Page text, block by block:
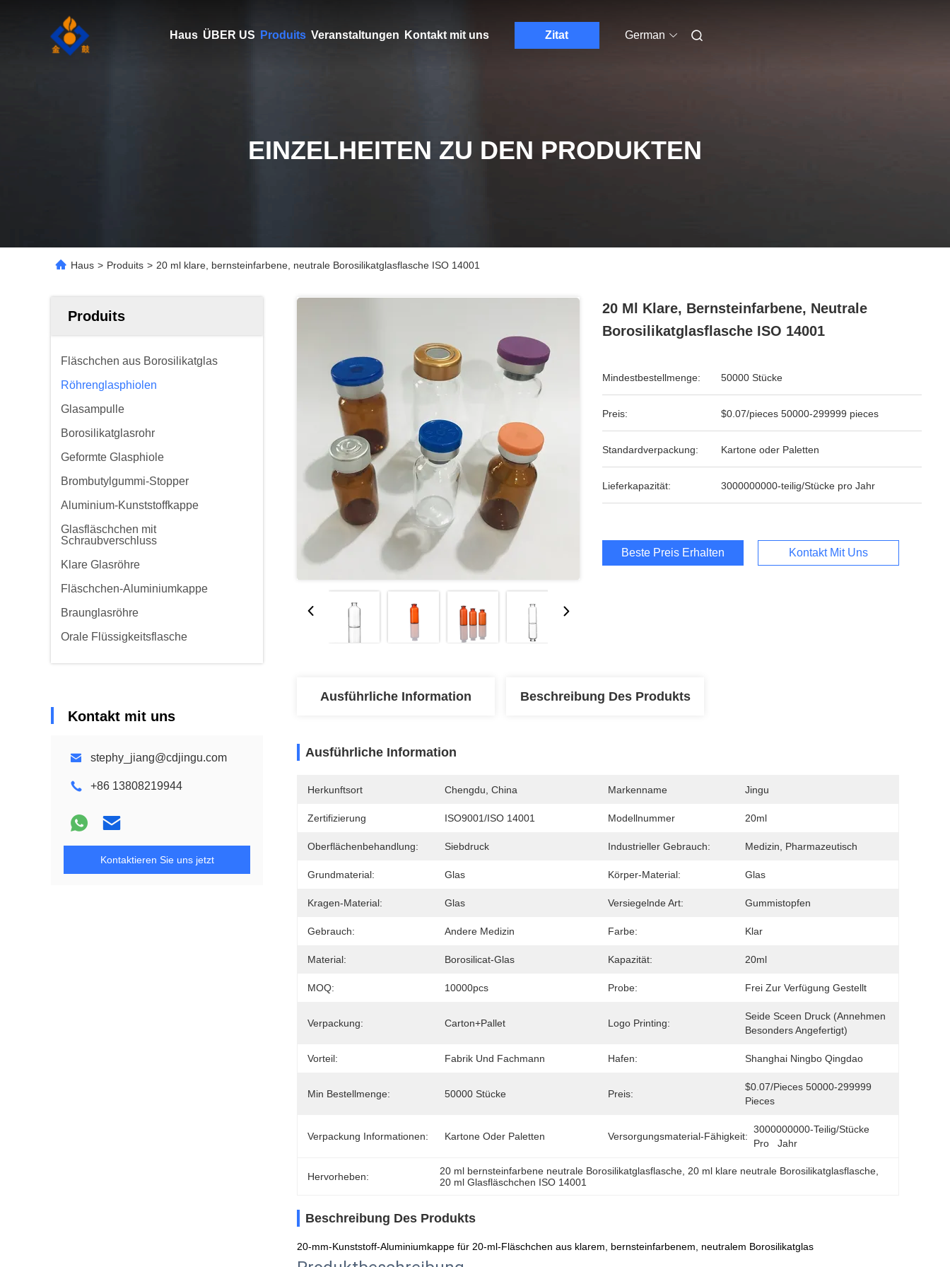
Haus ÜBER US Produits Veranstaltungen Kontakt mit uns Zitat German
EINZELHEITEN ZU DEN PRODUKTEN
Haus > Produits > 20 ml klare, bernsteinfarbene, neutrale Borosilikatglasflasche ISO 14001
Produits
Fläschchen aus Borosilikatglas
Röhrenglasphiolen
Glasampulle
Borosilikatglasrohr
Geformte Glasphiole
Brombutylgummi-Stopper
Aluminium-Kunststoffkappe
Glasfläschchen mit
Schraubverschluss
Klare Glasröhre
Fläschchen-Aluminiumkappe
Braunglasröhre
Orale Flüssigkeitsflasche
Kontakt mit uns
stephy_jiang@cdjingu.com
+86 13808219944
Kontaktieren Sie uns jetzt
20 Ml Klare, Bernsteinfarbene, Neutrale
Borosilikatglasflasche ISO 14001
Mindestbestellmenge: 50000 Stücke
Preis: $0.07/pieces 50000-299999 pieces
Standardverpackung: Kartone oder Paletten
Lieferkapazität: 3000000000-teilig/Stücke pro Jahr
Beste Preis Erhalten Kontakt Mit Uns
Ausführliche Information Beschreibung Des Produkts
Ausführliche Information
Herkunftsort Chengdu, China Markenname Jingu
Zertifizierung ISO9001/ISO 14001 Modellnummer 20ml
Oberflächenbehandlung: Siebdruck Industrieller Gebrauch: Medizin, Pharmazeutisch
Grundmaterial: Glas Körper-Material: Glas
Kragen-Material: Glas Versiegelnde Art: Gummistopfen
Gebrauch: Andere Medizin Farbe: Klar
Material: Borosilicat-Glas Kapazität: 20ml
MOQ: 10000pcs Probe: Frei Zur Verfügung Gestellt
Verpackung: Carton+Pallet Logo Printing:
Seide Sceen Druck (annehmen
Besonders Angefertigt)
Vorteil: Fabrik Und Fachmann Hafen: Shanghai Ningbo Qingdao
Min Bestellmenge: 50000 Stücke Preis:
$0.07/pieces 50000-299999
Pieces
Verpackung Informationen: Kartone Oder Paletten Versorgungsmaterial-Fähigkeit:
3000000000-Teilig/Stücke
Pro   Jahr
Hervorheben: 20 ml bernsteinfarbene neutrale Borosilikatglasflasche 20 ml klare neutrale Borosilikatglasflasche
20 ml Glasfläschchen ISO 14001
Beschreibung Des Produkts
20-mm-Kunststoff-Aluminiumkappe für 20-ml-Fläschchen aus klarem, bernsteinfarbenem, neutralem Borosilikatglas